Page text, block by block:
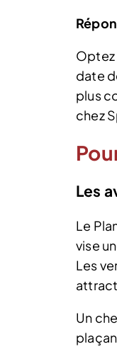
Optez
date
plus
chez
Les
Le
vise
Les
Un